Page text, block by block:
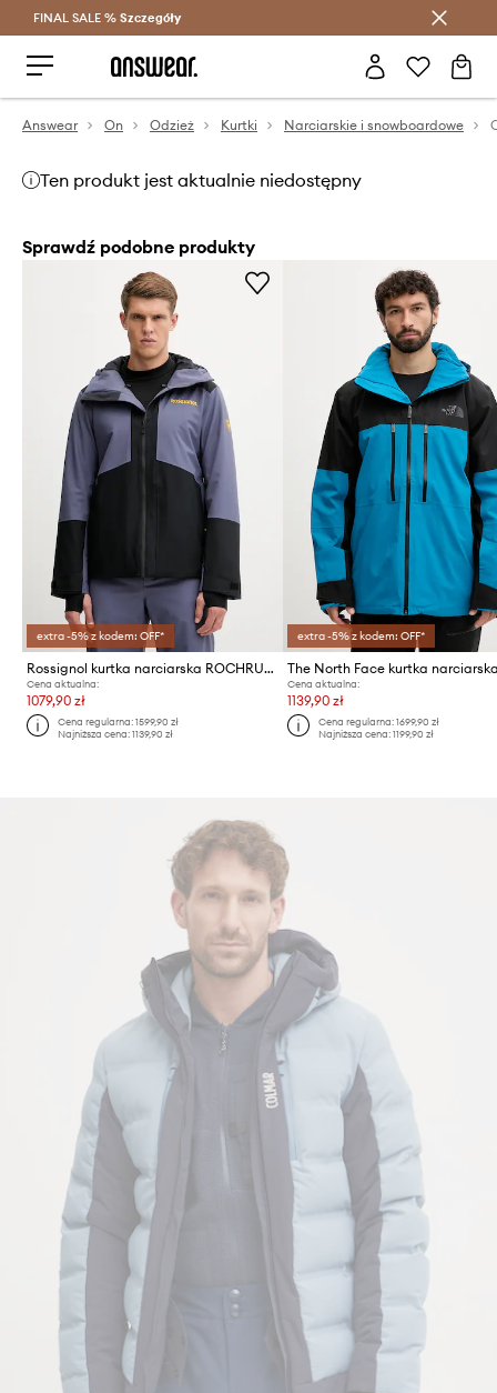
Oszczędzaj z Answear Club >
FINAL SALE % Szczegóły
Answear On Odzież Kurtki Narciarskie i snowboardowe
Ten produkt jest aktualnie niedostępny
Sprawdź podobne produkty
extra -5% z kodem: OFF*
Rossignol kurtka narciarska ROCHRUN
Cena aktualna:
1079,90 zł
Cena regularna:1599,90 zł
Najniższa cena:1139,90 zł
extra -5% z kodem: OFF*
Cena aktualna:
1139,90 zł
Cena regularna: 1699,90 zł
Najniższa cena: 1199,90 zł